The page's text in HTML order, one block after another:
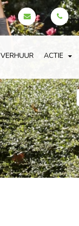
VERHUUR ACTIE